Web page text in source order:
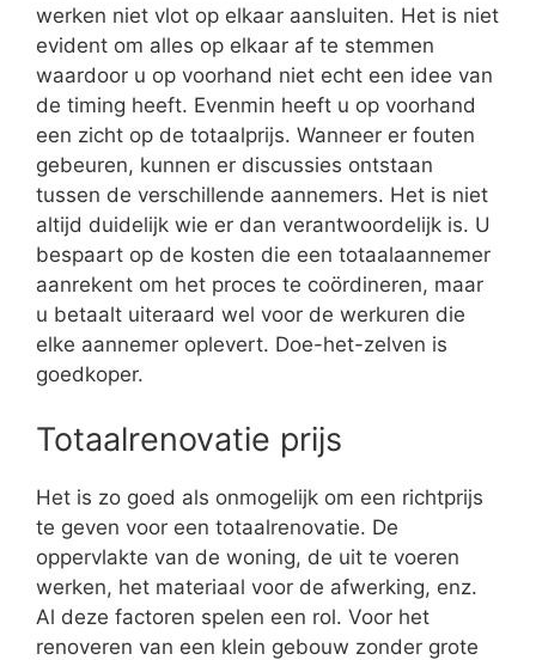
werken niet vlot op elkaar aansluiten. Het is niet
evident om alles op elkaar af te stemmen
waardoor u op voorhand niet echt een idee van
de timing heeft. Evenmin heeft u op voorhand
een zicht op de totaalprijs. Wanneer er fouten
gebeuren, kunnen er discussies ontstaan
tussen de verschillende aannemers. Het is niet
altijd duidelijk wie er dan verantwoordelijk is. U
bespaart op de kosten die een totaalaannemer
aanrekent om het proces te coördineren, maar
u betaalt uiteraard wel voor de werkuren die
elke aannemer oplevert. Doe-het-zelven is
goedkoper.
Totaalrenovatie prijs
Het is zo goed als onmogelijk om een richtprijs
te geven voor een totaalrenovatie. De
oppervlakte van de woning, de uit te voeren
werken, het materiaal voor de afwerking, enz.
Al deze factoren spelen een rol. Voor het
renoveren van een klein gebouw zonder grote